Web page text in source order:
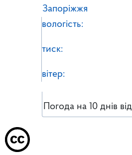
Запоріжжя
вологість:
тиск:
вітер:
Погода на 10 днів від